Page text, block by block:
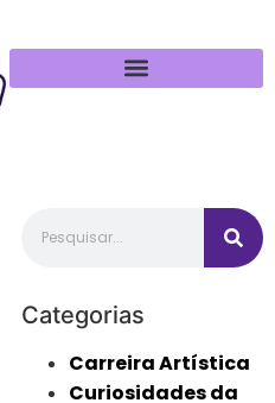
Categorias
Carreira Artística
Curiosidades da